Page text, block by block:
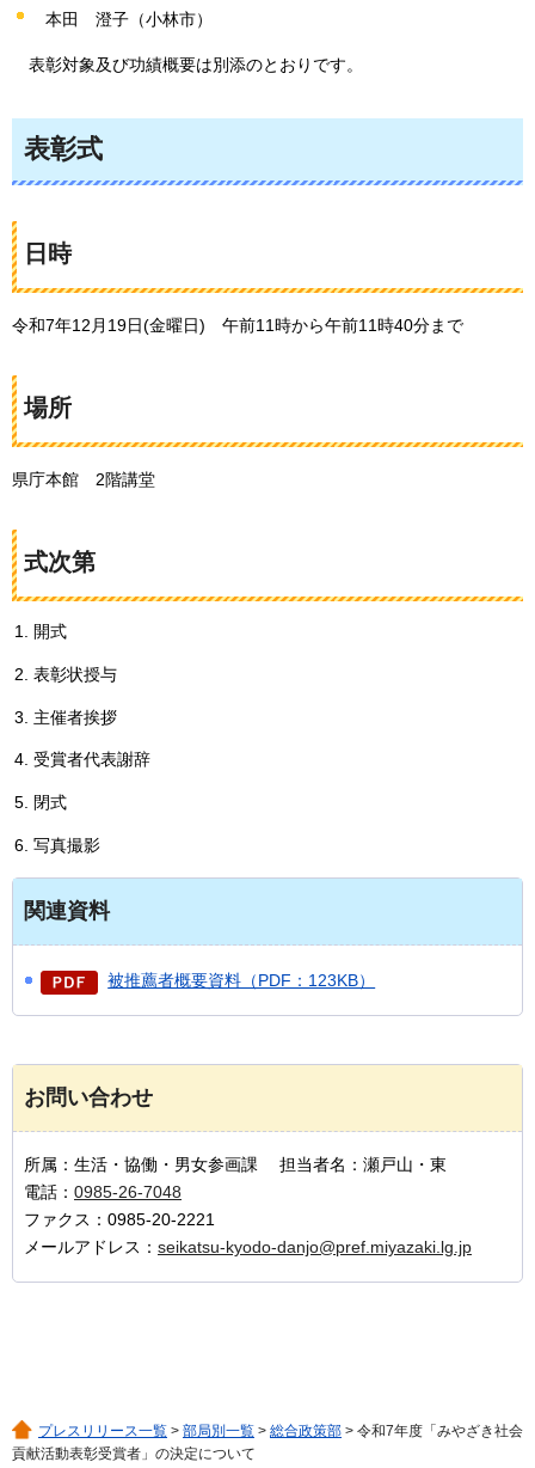
本田 澄子（小林市）
表彰対象及び功績概要は別添のとおりです。
表彰式
日時
令和7年12月19日(金曜日) 午前11時から午前11時40分まで
場所
県庁本館 2階講堂
式次第
開式
表彰状授与
主催者挨拶
受賞者代表謝辞
閉式
写真撮影
関連資料
被推薦者概要資料（PDF：123KB）
お問い合わせ
所属：生活・協働・男女参画課 担当者名：瀬戸山・東
電話： 0985-26-7048
ファクス：0985-20-2221
メールアドレス： seikatsu-kyodo-danjo@pref.miyazaki.lg.jp
プレスリリース一覧 > 部局別一覧 > 総合政策部 > 令和7年度「みやざき社会
貢献活動表彰受賞者」の決定について